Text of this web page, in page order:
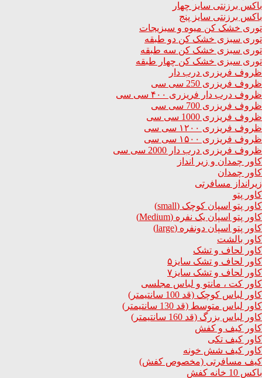
باکس برزنتی سایز چهار
باکس برزنتی سایز پنج
توری خشک کن میوه و سبزیجات
توری سبزی خشک کن دو طبقه
توری سبزی خشک کن سه طبقه
توری سبزی خشک کن چهار طبقه
ظروف فریزری درب دار
ظروف فریزری 250 سی سی
ظروف درب دار فریزری ۴۰۰ سی سی
ظروف فریزری 700 سی سی
ظروف فریزری 1000 سی سی
ظروف فریزری ۱۲۰۰ سی سی
ظروف فریزری ۱۵۰۰ سی سی
ظروف فریزری درب دار 2000 سی سی
کاور چمدان و زیر انداز
کاور چمدان
زیرانداز مسافرتی
کاور پتو
کاور پتو اسپان کوچک (small)
کاور پتو اسپان یک نفره (Medium)
کاور پتو اسپان دونفره (large)
کاور بالشت
کاور لحاف و تشک
کاور لحاف و تشک سایز۵
کاور لحاف و تشک سایز۷
کاور کت ، مانتو و لباس مجلسی
کاور لباس کوچک (قد 100 سانتیمتر)
کاور لباس متوسط (قد 130 سانتیمتر)
کاور لباس بزرگ (قد 160 سانتیمتر)
کاور کیف و کفش
کاور کیف تکی
کاور کیف شش خونه
کیف مسافرتی (مخصوص کفش)
باکس 10 خانه کفش